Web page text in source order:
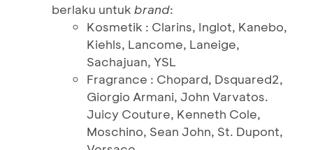
berlaku untuk brand:
Kosmetik : Clarins, Inglot, Kanebo,
Kiehls, Lancome, Laneige,
Sachajuan, YSL
Fragrance : Chopard, Dsquared2,
Giorgio Armani, John Varvatos.
Juicy Couture, Kenneth Cole,
Moschino, Sean John, St. Dupont,